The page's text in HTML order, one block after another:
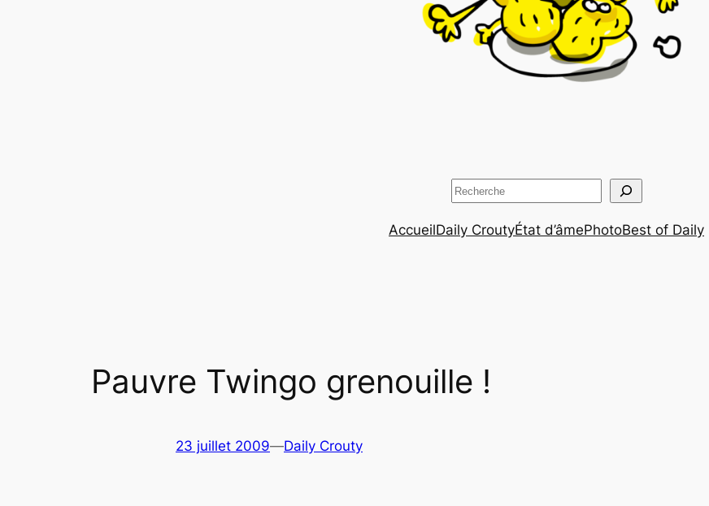
Rechercher
AccueilDaily CroutyÉtat d’âmePhotoBest of Daily
Pauvre Twingo grenouille !
23 juillet 2009—Daily Crouty